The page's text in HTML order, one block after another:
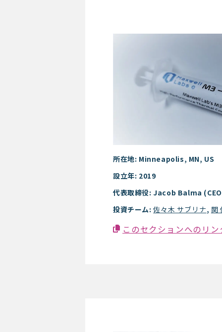
所在地: Minneapolis, MN, US
設立年: 2019
代表取締役: Jacob Balma
投資チーム:佐々木 サブリナ, 関
このセクションへのリ